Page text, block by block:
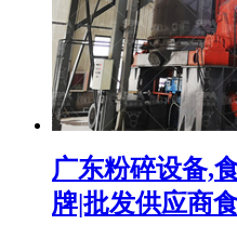
广东粉碎设备,
牌|批发供应商